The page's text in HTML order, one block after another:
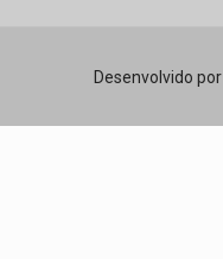
Desenvolvido por